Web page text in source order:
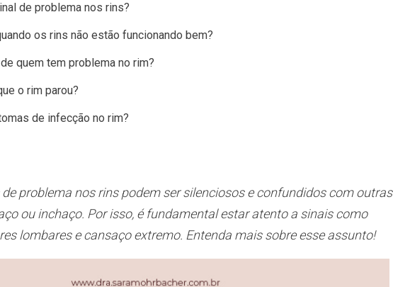
de problema nos rins?
os rins não estão funcionando bem?
quem tem problema no rim?
o rim parou?
de infecção no rim?
problema nos rins podem ser silenciosos e confundidos com outras
ou inchaço. Por isso, é fundamental estar atento a sinais como
lombares e cansaço extremo. Entenda mais sobre esse assunto!